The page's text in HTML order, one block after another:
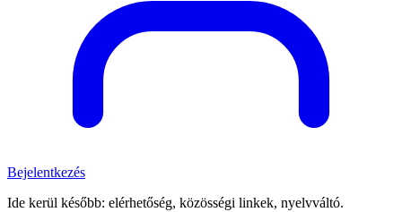
Bejelentkezés
Ide kerül később: elérhetőség, közösségi linkek, nyelvváltó.